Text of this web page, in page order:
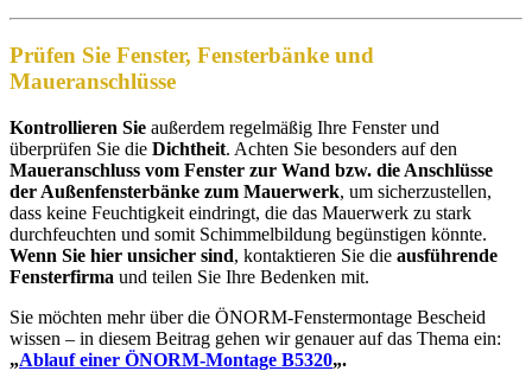
Prüfen Sie Fenster, Fensterbänke und
Maueranschlüsse
Kontrollieren Sie außerdem regelmäßig Ihre Fenster und
überprüfen Sie die Dichtheit. Achten Sie besonders auf den
Maueranschluss vom Fenster zur Wand bzw. die Anschlüsse
der Außenfensterbänke zum Mauerwerk, um sicherzustellen,
dass keine Feuchtigkeit eindringt, die das Mauerwerk zu stark
durchfeuchten und somit Schimmelbildung begünstigen könnte.
Wenn Sie hier unsicher sind, kontaktieren Sie die ausführende
Fensterfirma und teilen Sie Ihre Bedenken mit.
Sie möchten mehr über die ÖNORM-Fenstermontage Bescheid
wissen – in diesem Beitrag gehen wir genauer auf das Thema ein:
„Ablauf einer ÖNORM-Montage B5320„.